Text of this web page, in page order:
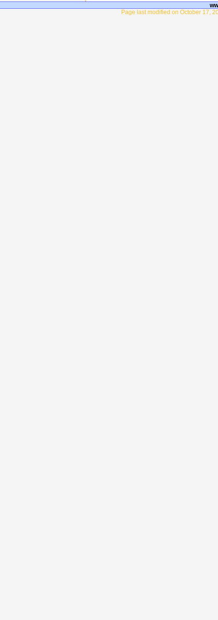
Page last modified on October 17,